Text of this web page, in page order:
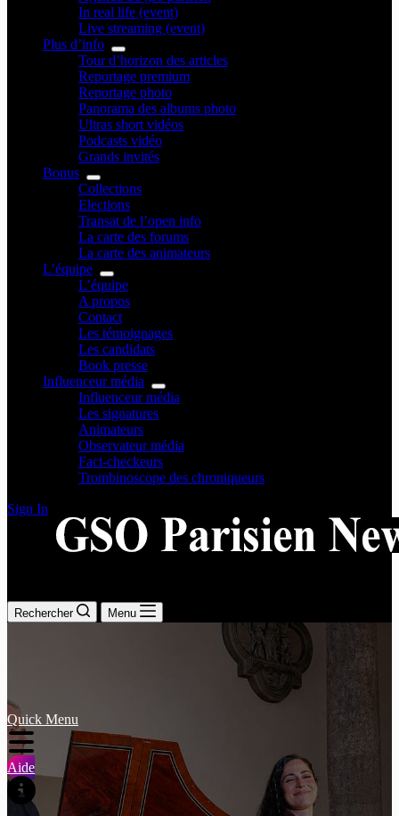
In real life (event)
Live streaming (event)
Plus d’info
Tour d’horizon des articles
Reportage premium
Reportage photo
Panorama des albums photo
Ultras short vidéos
Podcasts vidéo
Grands invités
Bonus
Collections
Elections
Transat de l’open info
La carte des forums
La carte des animateurs
L’équipe
L’équipe
A propos
Contact
Les témoignages
Les candidats
Book presse
Influenceur média
Influenceur média
Les signatures
Animateurs
Observateur média
Fact-checkeurs
Trombinoscope des chroniqueurs
Sign In
Rechercher Menu
Quick Menu
Aide